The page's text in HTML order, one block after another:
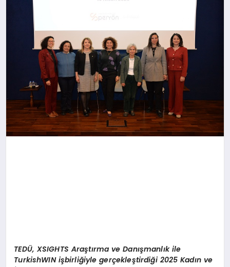
YAŞAM
DÜNYA
SAĞLIK
EĞITIM
TEDÜ, XSIGHTS Araştırma ve Danışmanlık ile
TurkishWIN işbirliğiyle gerçekleştirdiği 2025 Kadın ve